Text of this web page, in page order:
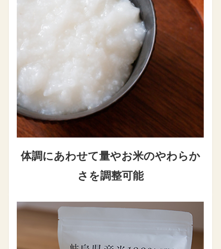
体調にあわせて量やお米のやわらか
さを調整可能